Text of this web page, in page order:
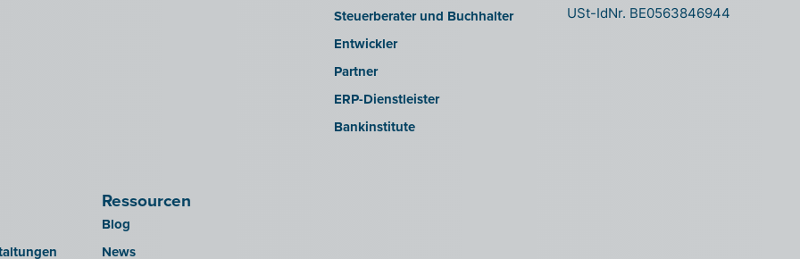
Steuerberater und Buchhalter
Entwickler
Partner
ERP-Dienstleister
Bankinstitute
Ressourcen
Blog
News
USt-IdNr. BE0563846944